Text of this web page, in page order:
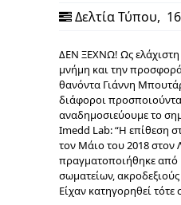
Δελτία Τύπου,
ΔΕΝ ΞΕΧΝΩ! Ως ελάχιστη
μνήμη και την
θανόντα Γιάννη
διάφοροι
αναδημοσιεύουμε το
Imedd Lab: “Η επίθεση
τον Μάιο του 2018 στον
πραγματοποιήθηκε από
σωματείων,
Είχαν κατηγορηθεί